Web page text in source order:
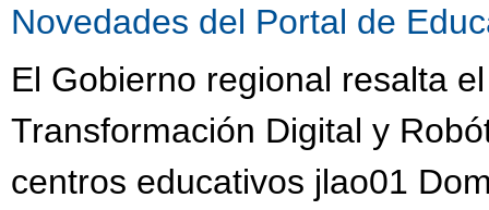
Novedades del Portal de
El Gobierno regional resalta
Transformación Digital y
centros educativos jlao01